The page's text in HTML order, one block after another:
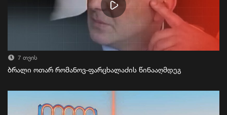
7 თვის
ბრალი ოთარ რომანოვ-ფარცხალაძის წინააღმდეგ